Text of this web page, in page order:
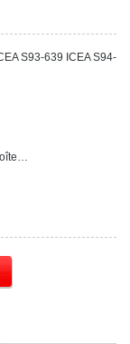
S93-639 ICEA S94-